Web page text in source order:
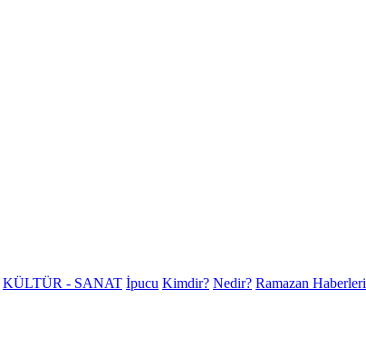
KÜLTÜR - SANAT İpucu Kimdir? Nedir? Ramazan Haberleri